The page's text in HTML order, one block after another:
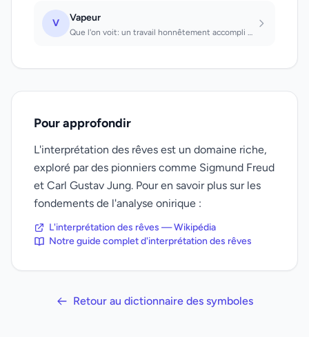
V Vapeur
Que l'on voit: un travail honnêtement accompli s'avère inutile. D'une locomotive...
Pour approfondir
L'interprétation des rêves est un domaine riche,
exploré par des pionniers comme Sigmund Freud
et Carl Gustav Jung. Pour en savoir plus sur les
fondements de l'analyse onirique :
L'interprétation des rêves — Wikipédia
Notre guide complet d'interprétation des rêves
Retour au dictionnaire des symboles